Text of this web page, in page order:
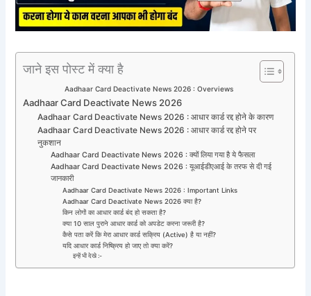
जाने इस पोस्ट में क्या है
Aadhaar Card Deactivate News 2026 : Overviews
Aadhaar Card Deactivate News 2026
Aadhaar Card Deactivate News 2026 : आधार कार्ड रद्द होने के कारण
Aadhaar Card Deactivate News 2026 : आधार कार्ड रद्द होने पर
नुकशान
Aadhaar Card Deactivate News 2026 : क्यों लिया गया है ये फैसला
Aadhaar Card Deactivate News 2026 : यूआईडीएआई के तरफ से दी गई
जानकारी
Aadhaar Card Deactivate News 2026 : Important Links
Aadhaar Card Deactivate News 2026 क्या है?
किन लोगों का आधार कार्ड बंद हो सकता है?
क्या 10 साल पुराने आधार कार्ड को अपडेट करना जरूरी है?
कैसे पता करें कि मेरा आधार कार्ड सक्रिय (Active) है या नहीं?
यदि आधार कार्ड निष्क्रिय हो जाए तो क्या करें?
इन्हें भी देखे :-